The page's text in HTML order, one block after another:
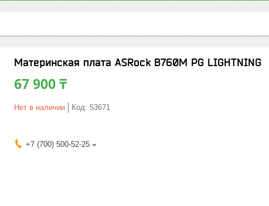
Материнская плата ASRock B760M PG LIGHTNING
67 900 ₸
Нет в наличии Код: 53671
+7 (700) 500-52-25